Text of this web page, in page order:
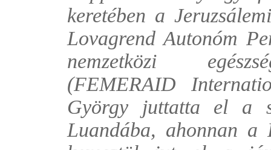
keretében a
Lovagrend Autonóm
nemzetközi
(FEMERAID
György juttatta el a
Luandába, ahonnan a